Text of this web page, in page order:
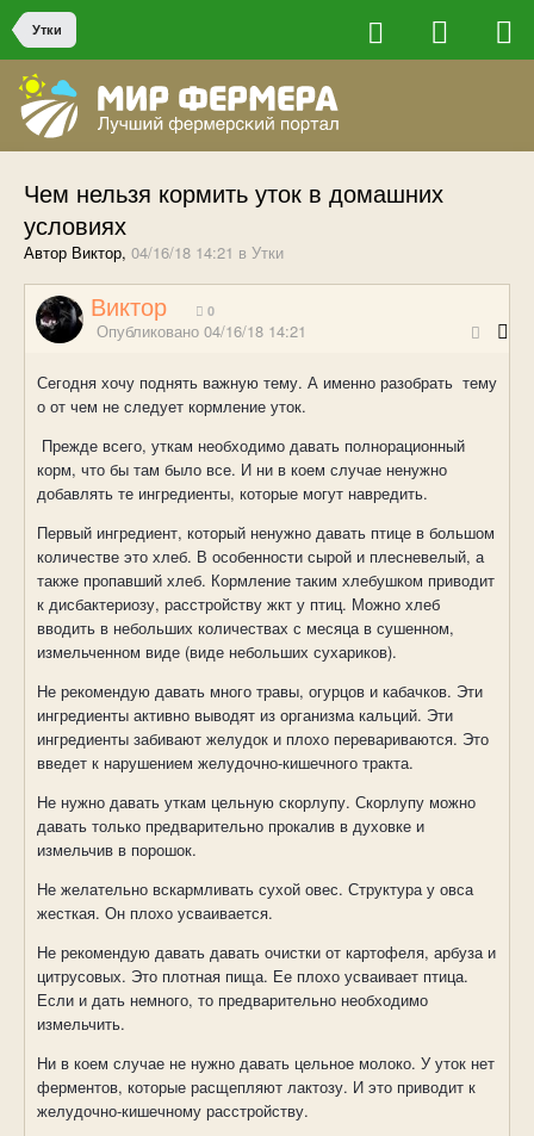
Утки
Чем нельзя кормить уток в домашних
условиях
Автор Виктор, 04/16/18 14:21 в Утки
Виктор 0
Опубликовано 04/16/18 14:21
Сегодня хочу поднять важную тему. А именно разобрать тему
о от чем не следует кормление уток.
Прежде всего, уткам необходимо давать полнорационный
корм, что бы там было все. И ни в коем случае ненужно
добавлять те ингредиенты, которые могут навредить.
Первый ингредиент, который ненужно давать птице в большом
количестве это хлеб. В особенности сырой и плесневелый, а
также пропавший хлеб. Кормление таким хлебушком приводит
к дисбактериозу, расстройству жкт у птиц. Можно хлеб
вводить в небольших количествах с месяца в сушенном,
измельченном виде (виде небольших сухариков).
Не рекомендую давать много травы, огурцов и кабачков. Эти
ингредиенты активно выводят из организма кальций. Эти
ингредиенты забивают желудок и плохо перевариваются. Это
введет к нарушением желудочно-кишечного тракта.
Не нужно давать уткам цельную скорлупу. Скорлупу можно
давать только предварительно прокалив в духовке и
измельчив в порошок.
Не желательно вскармливать сухой овес. Структура у овса
жесткая. Он плохо усваивается.
Не рекомендую давать давать очистки от картофеля, арбуза и
цитрусовых. Это плотная пища. Ее плохо усваивает птица.
Если и дать немного, то предварительно необходимо
измельчить.
Ни в коем случае не нужно давать цельное молоко. У уток нет
ферментов, которые расщепляют лактозу. И это приводит к
желудочно-кишечному расстройству.